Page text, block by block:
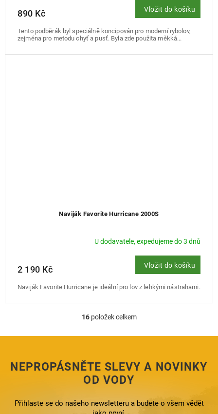
890 Kč Vložit do košíku
Tento podběrák byl speciálně koncipován pro moderní rybolov,
zejména pro metodu chyť a pusť. Byla zde použita měkká...
Naviják Favorite Hurricane 2000S
U dodavatele, expedujeme do 3 dnů
2 190 Kč Vložit do košíku
Naviják Favorite Hurricane je ideální pro lov z lehkými nástrahami.
O
a
c
r
16položek celkem
NEPROPÁSNĚTE SLEVY A NOVINKY
OD VODY
Přihlaste se do našeho newsletteru a budete o všem vědět